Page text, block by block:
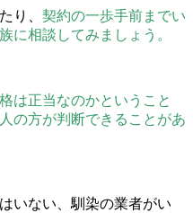
り、 契約の一歩手前までい
に相談してみましょう。
は正当なのかということ
の方が判断できることがあ
いない、馴染の業者がい